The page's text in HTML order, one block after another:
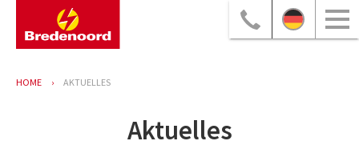
HOME AKTUELLES
Aktuelles